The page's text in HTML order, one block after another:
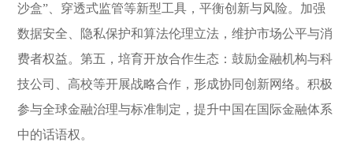
沙盒”、穿透式监管等新型工具，平衡创新与风险。加强
数据安全、隐私保护和算法伦理立法，维护市场公平与消
费者权益。第五，培育开放合作生态：鼓励金融机构与科
技公司、高校等开展战略合作，形成协同创新网络。积极
参与全球金融治理与标准制定，提升中国在国际金融体系
中的话语权。